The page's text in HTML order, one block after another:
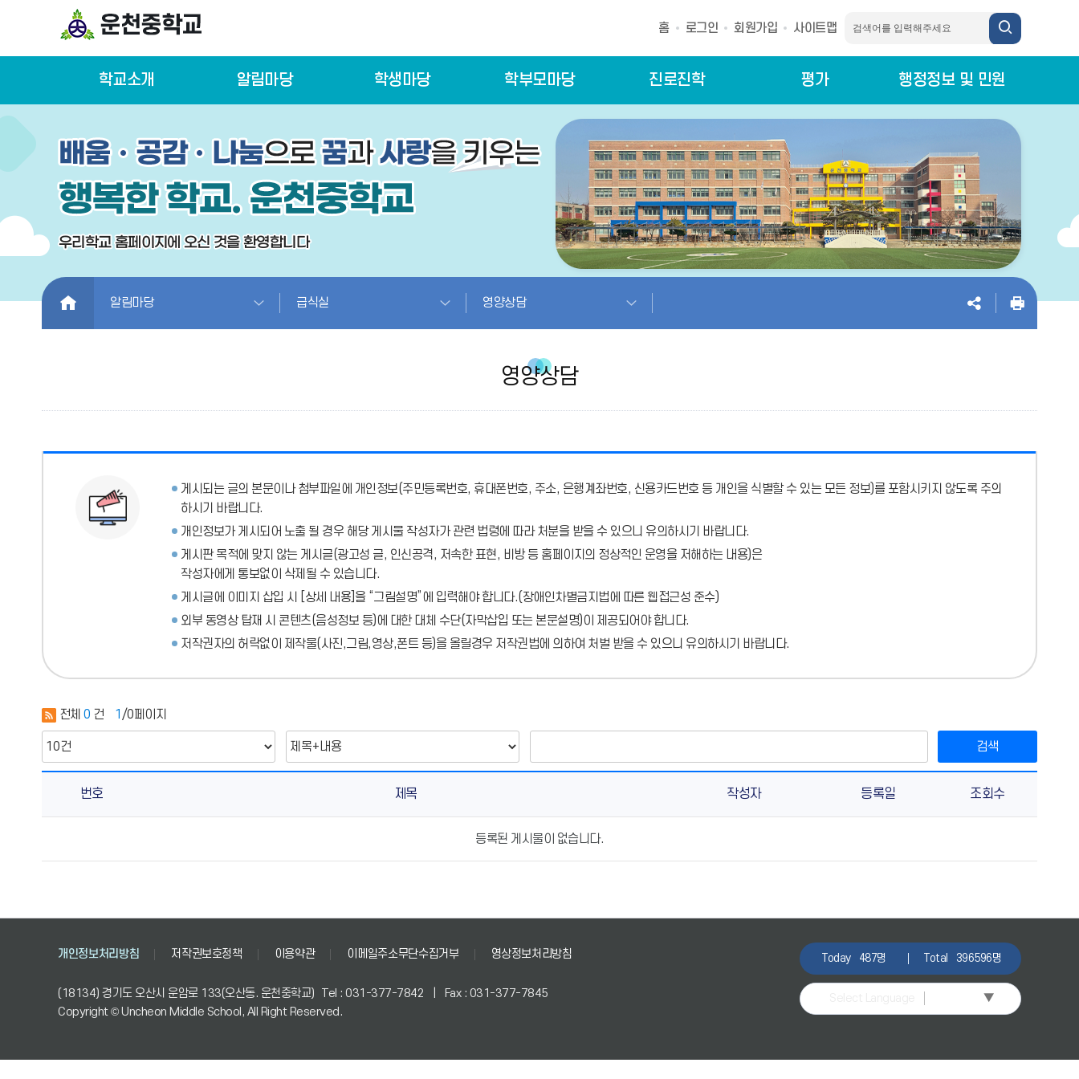
홈 로그인 회원가입 사이트맵
학교소개 알림마당 학생마당 학부모마당 진로진학 평가 행정정보 및 민원
HOME 알림마당 급식실 영양상담
영양상담
게시되는 글의 본문이나 첨부파일에 개인정보(주민등록번호, 휴대폰번호, 주소, 은행계좌번호, 신용카드번호 등 개인을 식별할 수 있는 모든 정보)를 포함시키지 않도록 주의
하시기 바랍니다.
개인정보가 게시되어 노출 될 경우 해당 게시물 작성자가 관련 법령에 따라 처분을 받을 수 있으니 유의하시기 바랍니다.
게시판 목적에 맞지 않는 게시글(광고성 글, 인신공격, 저속한 표현, 비방 등 홈페이지의 정상적인 운영을 저해하는 내용)은
작성자에게 통보없이 삭제될 수 있습니다.
게시글에 이미지 삽입 시 [상세 내용]을 “그림설명”에 입력해야 합니다.(장애인차별금지법에 따른 웹접근성 준수)
외부 동영상 탑재 시 콘텐츠(음성정보 등)에 대한 대체 수단(자막삽입 또는 본문설명)이 제공되어야 합니다.
저작권자의 허락없이 제작물(사진,그림,영상,폰트 등)을 올릴경우 저작권법에 의하여 처벌 받을 수 있으니 유의하시기 바랍니다.
전체 0 건 1 /0페이지
검색
상
게
작
번호 제목 작성자 등록일 조회수
등록된 게시물이 없습니다.
개인정보처리방침 저작권보호정책 이용약관 이메일주소무단수집거부 영상정보처리방침
(18134) 경기도 오산시 운암로 133(오산동. 운천중학교) Tel : 031-377-7842 | Fax : 031-377-7845
Copyright © Uncheon Middle School, All Right Reserved.
Today 487명 Total 396596명
▼